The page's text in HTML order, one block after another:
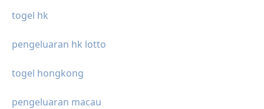
togel hk
pengeluaran hk lotto
togel hongkong
pengeluaran macau